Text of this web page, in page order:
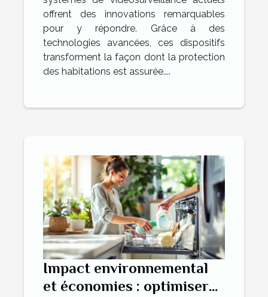
offrent des innovations remarquables
pour y répondre. Grâce à des
technologies avancées, ces dispositifs
transforment la façon dont la protection
des habitations est assurée....
Impact environnemental
et économies : optimiser